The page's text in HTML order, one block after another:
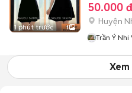
1 phút trước 1
50.000 đ
Huyện
Trần Ý Nhi